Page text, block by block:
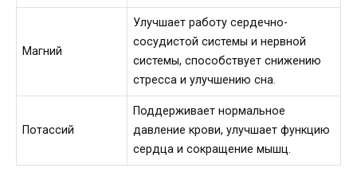
Магний
Улучшает работу сердечно-
сосудистой системы и нервной
системы, способствует снижению
стресса и улучшению сна.
Потассий
Поддерживает нормальное
давление крови, улучшает функцию
сердца и сокращение мышц.